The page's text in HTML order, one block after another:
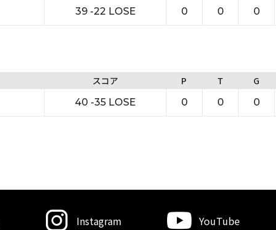
39 -22 LOSE 0 0 0
スコア P T G
40 -35 LOSE 0 0 0
Instagram YouTube